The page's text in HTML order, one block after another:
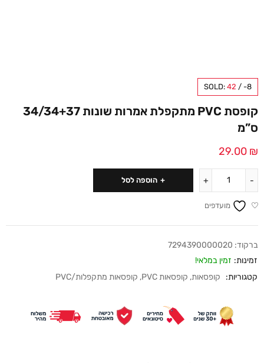
SOLD: 42 / -8
קופסת PVC מתקפלת אמרות שונות 34/34+37
ס”מ
29.00 ₪
הוספה לסל
מועדפים
ברקוד: 7294390000020
זמינות: זמין במלאי!
קטגוריות:
קופסאות, קופסאות PVC , קופסאות מתקפלות/PVC